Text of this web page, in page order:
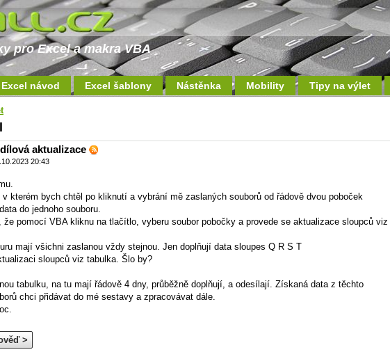
pro Excel a makra VBA
Excel návod Excel šablony Nástěnka Mobility Tipy na výlet
aktualizace
20:43
v kterém bych chtěl po kliknutí a vybrání mě zaslaných souborů od řádově dvou poboček
do jednoho souboru.
že pomocí VBA kliknu na tlačítlo, vyberu soubor pobočky a provede se aktualizace sloupců viz
mají všichni zaslanou vždy stejnou. Jen doplňují data sloupes Q R S T
sloupců viz tabulka. Šlo by?
tabulku, na tu mají řádově 4 dny, průběžně doplňují, a odesílají. Získaná data z těchto
chci přidávat do mé sestavy a zpracovávat dále.
>